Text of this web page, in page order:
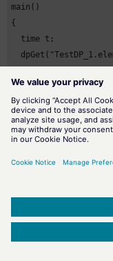
main()
{
  time t;
}
Liefert die Zeit des
Wertearchivierung
SIMATIC WinCC Open Architecture
|
-Privacy